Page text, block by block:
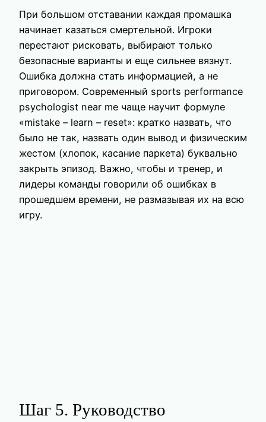
При большом отставании каждая промашка
начинает казаться смертельной. Игроки
перестают рисковать, выбирают только
безопасные варианты и еще сильнее вязнут.
Ошибка должна стать информацией, а не
приговором. Современный sports performance
psychologist near me чаще научит формуле
«mistake – learn – reset»: кратко назвать, что
было не так, назвать один вывод и физическим
жестом (хлопок, касание паркета) буквально
закрыть эпизод. Важно, чтобы и тренер, и
лидеры команды говорили об ошибках в
прошедшем времени, не размазывая их на всю
игру.
Шаг 5. Руководство